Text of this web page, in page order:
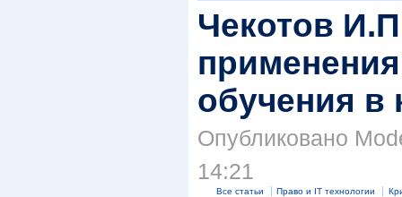
Чекотов
обучения в
Опубликовано
14:21
Все статьи Право и IT технологии